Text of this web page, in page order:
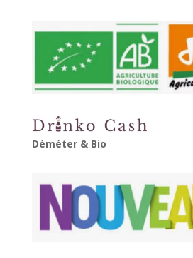
Déméter & Bio